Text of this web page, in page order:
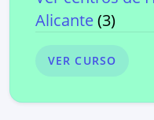
Alicante(3)
VER CURSO